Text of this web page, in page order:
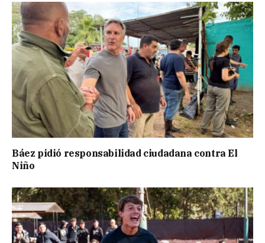
Báez pidió responsabilidad ciudadana contra El
Niño